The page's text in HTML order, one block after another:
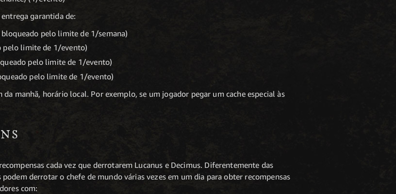
garantida de:
pelo limite de 1/semana)
pelo limite de 1/evento)
pelo limite de 1/evento)
pelo limite de 1/evento)
da manhã, horário local. Por exemplo, se um jogador pegar um cache especial às
cada vez que derrotarem Lucanus e Decimus. Diferentemente das
derrotar o chefe de mundo várias vezes em um dia para obter recompensas
com: